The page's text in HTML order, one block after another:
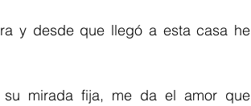
y desde que llegó a esta casa he
su mirada fija, me da el amor que